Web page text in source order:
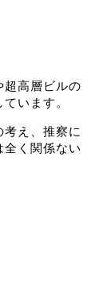
超高層ビルの
います。
え、推察に
く関係ない